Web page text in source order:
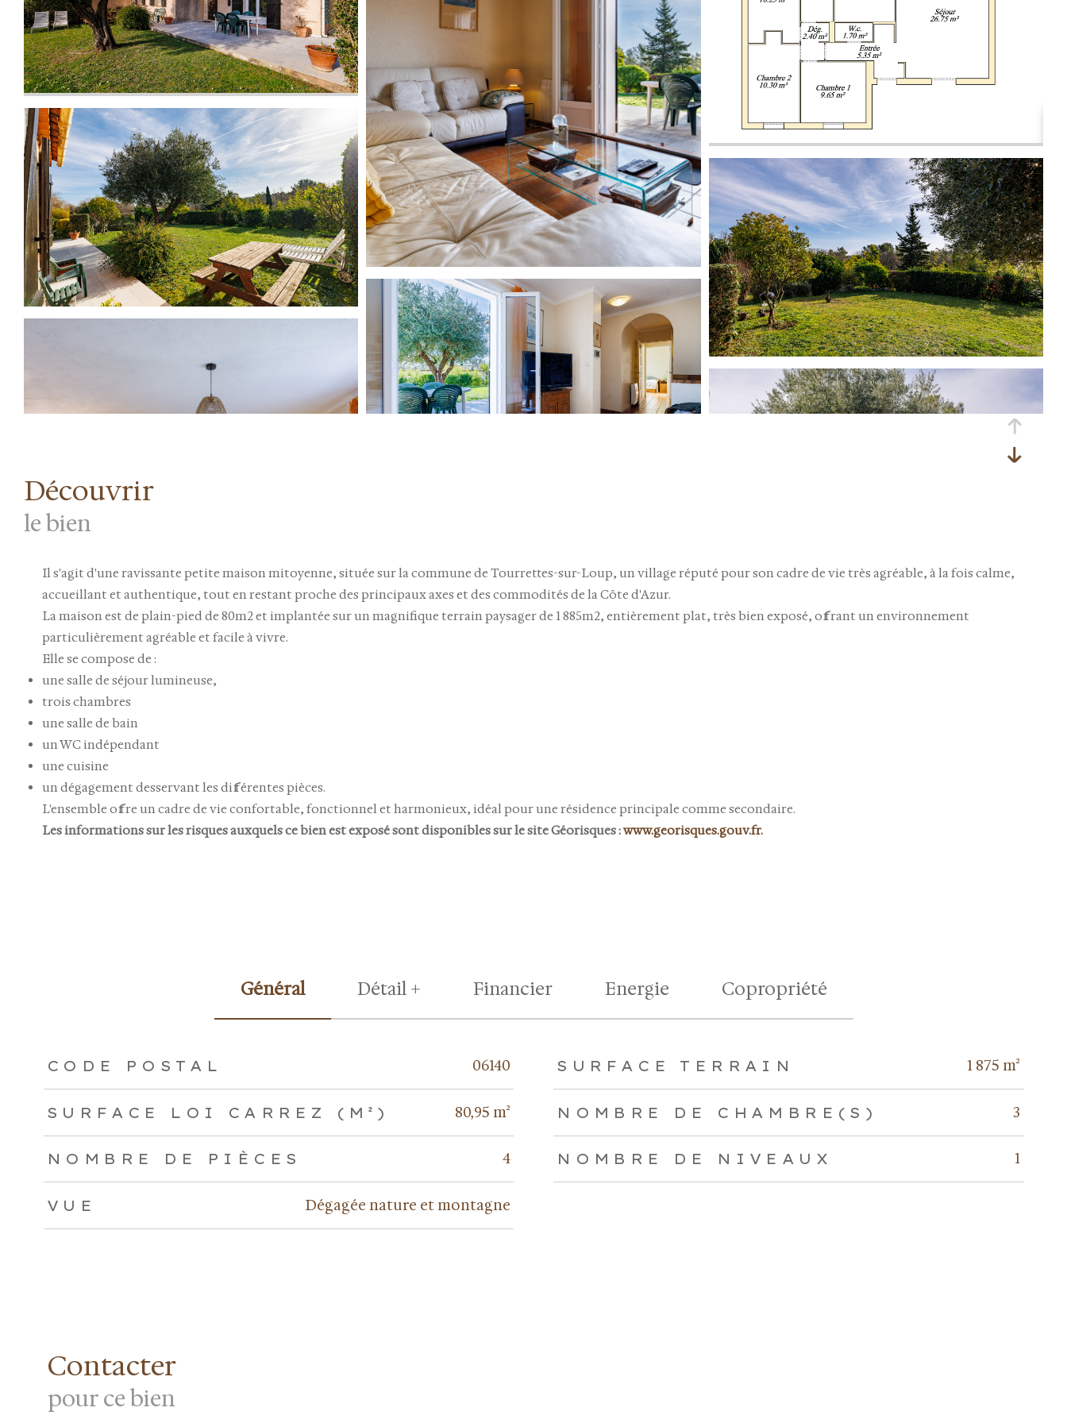
découvrir
le bien
Il s'agit d'une ravissante petite maison mitoyenne, située sur lacommune de Tourrettes-sur-Loup, un village réputé pour son cadre de vie très agréable, à la fois calme,
accueillant et authentique, tout en restant proche des principaux axes et des commodités de la Côte d'Azur.
La maison est de plain-pied de 80m2et implantée sur unmagnifique terrain paysager de 1 885m2, entièrement plat, très bien exposé, offrant un environnement
particulièrement agréable et facile à vivre.
Elle se compose de :
une salle de séjourlumineuse,
trois chambres
une salle de bain
unWC indépendant
une cuisine
undégagement desservant les différentes pièces.
L'ensemble offre un cadre de vie confortable, fonctionnel et harmonieux, idéal pour une résidence principale comme secondaire.
Les informations sur les risques auxquels ce bien est exposé sont disponibles sur le site Géorisques :www.georisques.gouv.fr.
Général Détail + Financier Energie Copropriété
TRAD_ZEPHYR_Caracteristique
CODE POSTAL 06140 SURFACE TERRAIN 1 875 m²
SURFACE LOI CARREZ (M²) 80,95 m² NOMBRE DE CHAMBRE(S) 3
NOMBRE DE PIÈCES 4 NOMBRE DE NIVEAUX 1
VUE Dégagée nature et montagne
Contacter
pour ce bien